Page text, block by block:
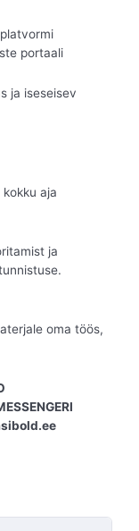
portaali
ja iseseisev
aja
ja
oma töös,